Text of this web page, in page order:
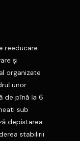
reeducare
şi
organizate
unor
de pînă la 6
sub
depistarea
stabilirii